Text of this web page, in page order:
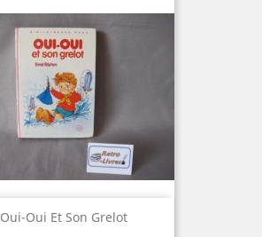
Oui-Oui Et Son Grelot